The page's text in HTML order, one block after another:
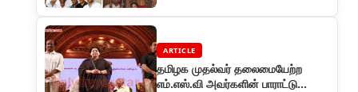
ARTICLE
தமிழக முதல்வர் தலைமையேற்ற
எம்.எஸ்.வி அவர்களின் பாராட்டு